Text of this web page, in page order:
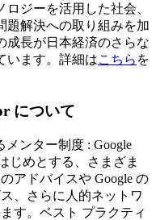
ジーを活用した社会、
題解決への取り組みを加
成長が日本経済のさらな
います。詳細はこちら を
について
メンター制度 : Google
じめとする、さまざま
アドバイスや Google の
、さらに人的ネットワ
す。ベスト プラクティ